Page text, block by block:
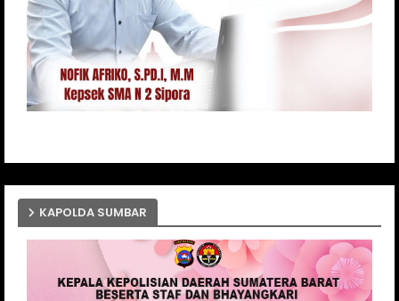
KAPOLDA SUMBAR